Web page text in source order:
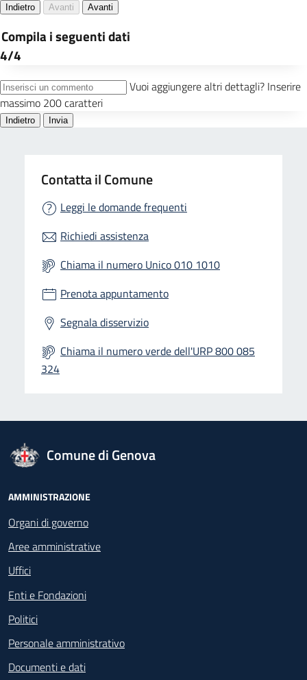
Contatta il Comune
Leggi le domande frequenti
Richiedi assistenza
Chiama il numero Unico 010 1010
Prenota appuntamento
Segnala disservizio
Chiama il numero verde dell'URP 800 085
324
logo Unione Europea
Comune di Genova
Footer - Navigazione
AMMINISTRAZIONE
Organi di governo
Aree amministrative
Uffici
Enti e Fondazioni
Politici
Personale amministrativo
Documenti e dati